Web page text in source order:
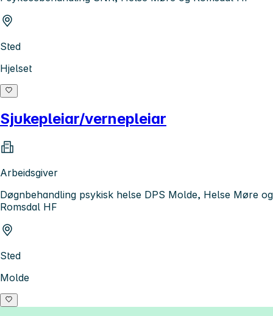
Sted
Hjelset
Sjukepleiar/vernepleiar
Arbeidsgiver
Døgnbehandling psykisk helse DPS Molde, Helse Møre og
Romsdal HF
Sted
Molde